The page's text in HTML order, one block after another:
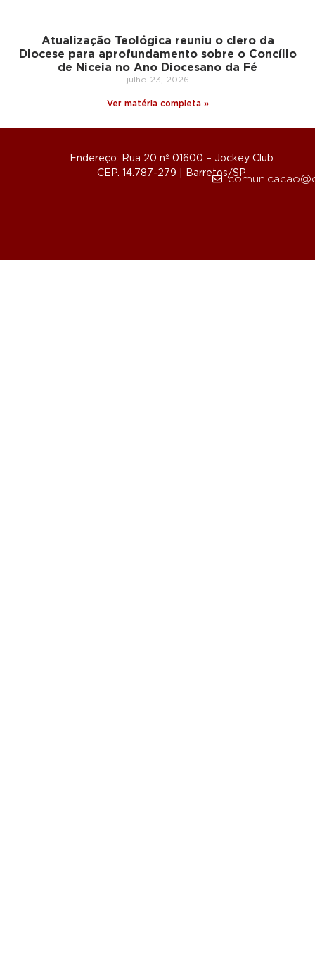
Atualização Teológica reuniu o clero da
Diocese para aprofundamento sobre o Concílio
de Niceia no Ano Diocesano da Fé
julho 23, 2026
Ver matéria completa »
Endereço: Rua 20 nº 01600 – Jockey Club
CEP. 14.787-279 | Barretos/SP